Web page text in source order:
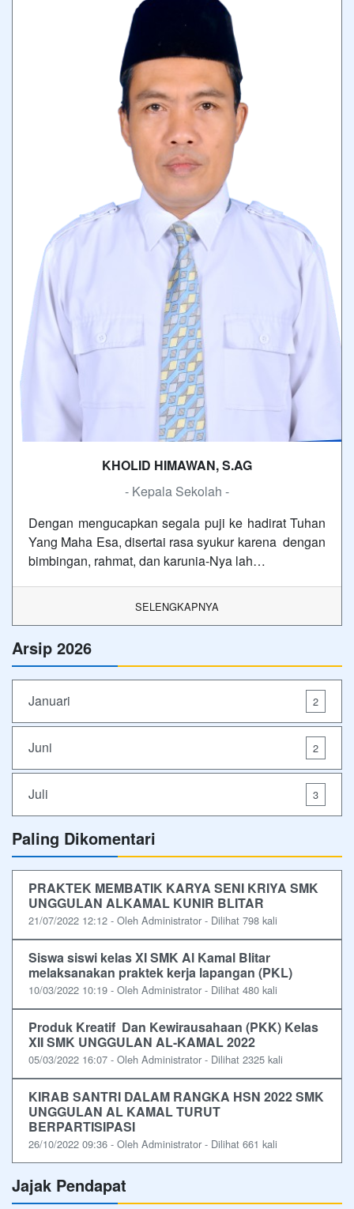
KHOLID HIMAWAN, S.AG
- Kepala Sekolah -
Dengan mengucapkan segala puji ke hadirat Tuhan
Yang Maha Esa, disertai rasa syukur karena dengan
bimbingan, rahmat, dan karunia-Nya lah…
SELENGKAPNYA
Arsip 2026
Januari 2
Juni 2
Juli 3
Paling Dikomentari
PRAKTEK MEMBATIK KARYA SENI KRIYA SMK
UNGGULAN ALKAMAL KUNIR BLITAR
21/07/2022 12:12 - Oleh Administrator - Dilihat 798 kali
Siswa siswi kelas XI SMK Al Kamal Blitar
melaksanakan praktek kerja lapangan (PKL)
10/03/2022 10:19 - Oleh Administrator - Dilihat 480 kali
Produk Kreatif Dan Kewirausahaan (PKK) Kelas
XII SMK UNGGULAN AL-KAMAL 2022
05/03/2022 16:07 - Oleh Administrator - Dilihat 2325 kali
KIRAB SANTRI DALAM RANGKA HSN 2022 SMK
UNGGULAN AL KAMAL TURUT
BERPARTISIPASI
26/10/2022 09:36 - Oleh Administrator - Dilihat 661 kali
Jajak Pendapat